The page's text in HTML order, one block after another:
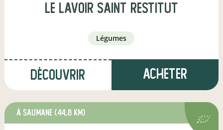
Le Lavoir Saint Restitut
légumes
Découvrir Acheter
à Saumane (44,8 km)